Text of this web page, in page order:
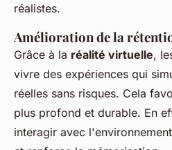
réalistes.
Amélioration de la
Grâce à la réalité virtuelle,
vivre des expériences qui
réelles sans risques. Cela
plus profond et durable. En
interagir avec